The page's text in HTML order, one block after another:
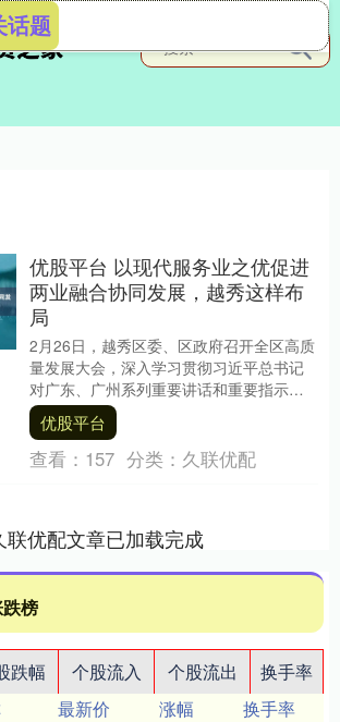
话题
优股平台 以现代服务业之优促进
两业融合协同发展，越秀这样布
局
2月26日，越秀区委、区政府召开全区高质
量发展大会，深入学习贯彻习近平总书记
对广东、广州系列重要讲话和重要指示精
神，认真落实全省、全市高质量发展大会
部署要求，立....
优股平台
查看： 157 分类： 久联优配
联优配文章已加载完成
榜
跌幅 个股流入 个股流出
换手率
最新价 涨幅
换手率